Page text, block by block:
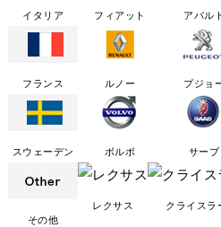
イタリア フィアット アバル
フランス ルノー プジョ
スウェーデン ボルボ サーブ
その他
レクサス クライスラ